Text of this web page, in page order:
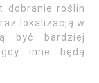
dobranie roślin
lokalizacją w
być bardziej
inne będą